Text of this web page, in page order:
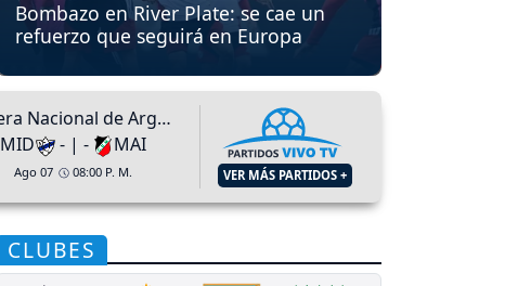
Bombazo en River Plate: se cae un
refuerzo que seguirá en Europa
Primera Nacional de Argentina
MID
- | - MAI
Ago 07 08:00 P. M. VER MÁS PARTIDOS +
CLUBES